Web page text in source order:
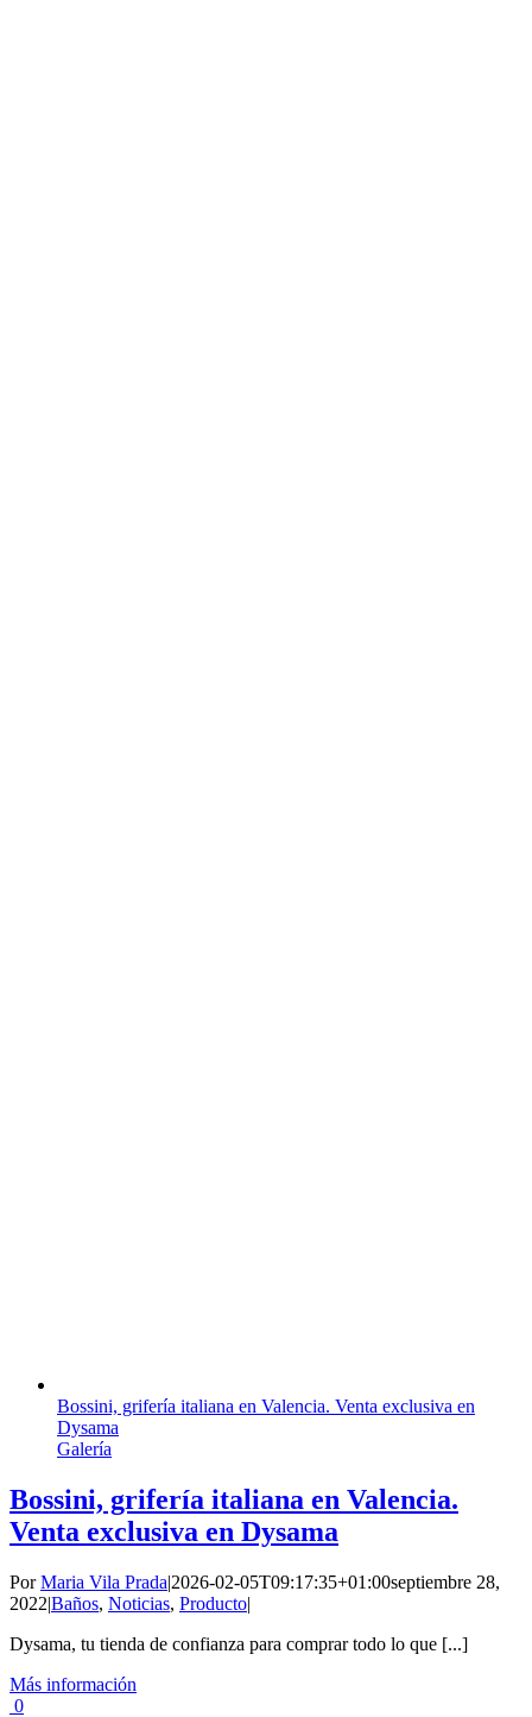
Bossini, grifería italiana en Valencia. Venta exclusiva en
Dysama
Galería
Bossini, grifería italiana en Valencia.
Venta exclusiva en Dysama
PorMaria Vila Prada|2026-02-05T09:17:35+01:00septiembre 28,
2022|Baños, Noticias, Producto|
Dysama, tu tienda de confianza para comprar todo lo que [...]
Más información
0